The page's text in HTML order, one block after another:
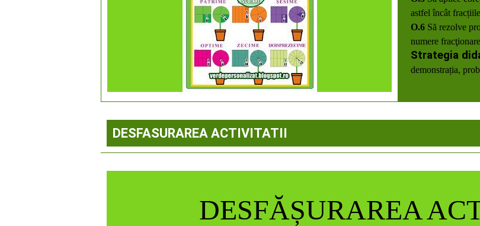
astfel încât
O.6 Să rezolve
numere fracţionare
Strategia
demonstrația,
DESFASURAREA ACTIVITATII
DESFĂȘURAREA